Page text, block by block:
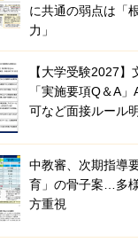
に共通の弱点は「
力」
【大学受験2027】
「実施要項Q＆A
可など面接ルール
中教審、次期指導
育」の骨子案…多
方重視